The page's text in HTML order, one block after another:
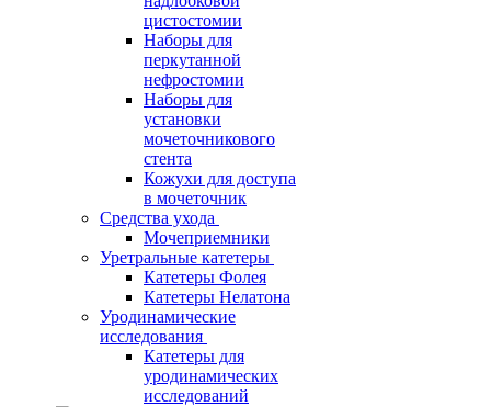
цистостомии
Наборы для
перкутанной
нефростомии
Наборы для
установки
мочеточникового
стента
Кожухи для доступа
в мочеточник
Средства ухода
Мочеприемники
Уретральные катетеры
Катетеры Фолея
Катетеры Нелатона
Уродинамические
исследования
Катетеры для
уродинамических
исследований